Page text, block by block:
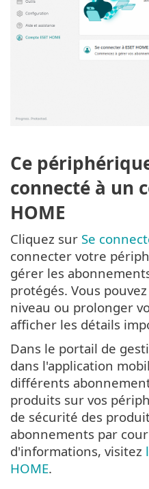
Ce
connecté à un
HOME
Cliquez sur Se
connecter votre
gérer les
protégés. Vous
niveau ou prolonger
afficher les détails
Dans le portail de
dans l'application
différents
produits sur vos
de sécurité des
abonnements par
d'informations, visitez
HOME.